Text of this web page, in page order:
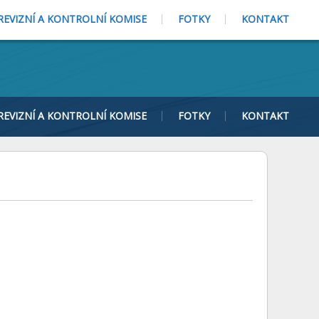
A KONTROLNÍ KOMISE FOTKY KONTAKT
A KONTROLNÍ KOMISE FOTKY KONTAKT